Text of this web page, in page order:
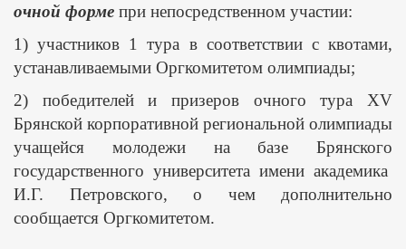
очной форме при непосредственном участии:
1) участников 1 тура в соответствии с квотами,
устанавливаемыми Оргкомитетом олимпиады;
2) победителей и призеров очного тура XV
Брянской корпоративной региональной олимпиады
учащейся молодежи на базе Брянского
государственного университета имени академика
И.Г. Петровского, о чем дополнительно
сообщается Оргкомитетом.